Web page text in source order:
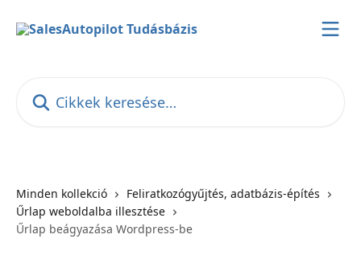
Minden kollekció
Feliratkozógyűjtés, adatbázis-építés
Űrlap weboldalba illesztése
Űrlap beágyazása Wordpress-be